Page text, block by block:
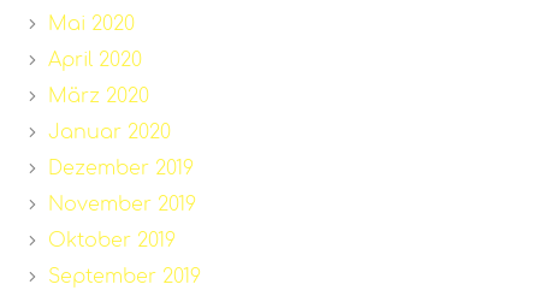
Mai 2020
April 2020
März 2020
Januar 2020
Dezember 2019
November 2019
Oktober 2019
September 2019